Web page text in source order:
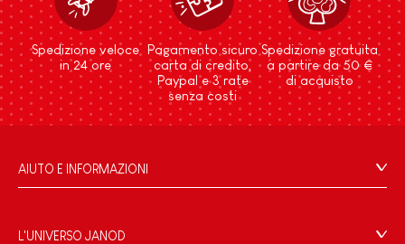
Spedizione veloce
in 24 ore
Pagamento sicuro
carta di credito,
Paypal e 3 rate
senza costi
Spedizione gratuita
a partire da 50 €
di acquisto
AIUTO E INFORMAZIONI
Domande Frequenti
L'UNIVERSO JANOD